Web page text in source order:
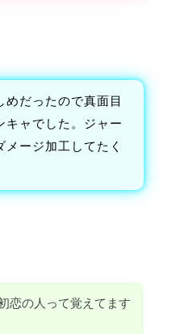
めだったので真面目
キャでした。ジャー
ージ加工してたく
恋の人って覚えてます